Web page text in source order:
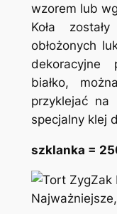
wzorem lub
Koła
obłożonych
dekoracyjne
białko,
przyklejać
specjalny klej
szklanka =